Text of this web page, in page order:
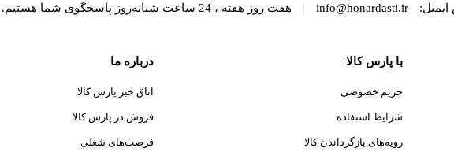
ایمیل: info@honardasti.ir
| هفت روز هفته ، 24 ساعت شبانه‌روز پاسخگوی شما هستیم.
با پارس کالا
حریم خصوصی
شرایط استفاده
رویه‌های بازگرداندن کالا
درباره ما
اتاق خبر پارس کالا
فروش در پارس کالا
فرصت‌های شغلی